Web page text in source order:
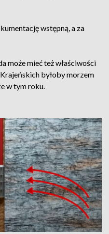
wstępną, a za
może mieć też właściwości
byłoby morzem
w tym roku.